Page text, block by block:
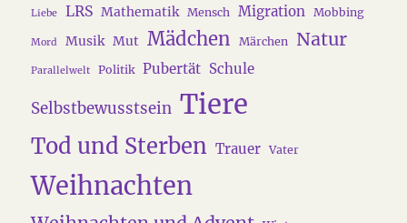
Liebe LRS Mathematik Mensch Migration Mobbing
Mord Musik Mut Mädchen Märchen Natur
Parallelwelt Politik Pubertät Schule
Selbstbewusstsein Tiere
Tod und Sterben Trauer Vater
Weihnachten